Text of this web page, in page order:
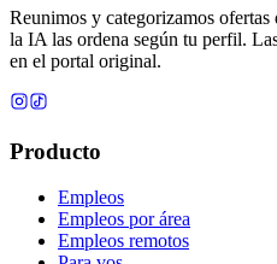
Reunimos y categorizamos
la IA las ordena según tu perfil.
en el portal original.
Producto
Empleos
Empleos por área
Empleos remotos